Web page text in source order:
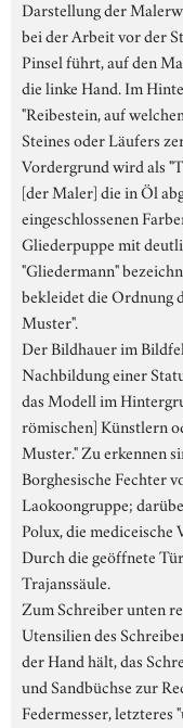
Darstellung der
bei der Arbeit vor der
Pinsel führt, auf den
die linke Hand. Im
"Reibestein, auf
Steines oder Läufers
Vordergrund wird als
[der Maler] die in Öl
eingeschlossenen
Gliederpuppe mit
"Gliedermann"
bekleidet die Ordnung
Muster".
Der Bildhauer im
Nachbildung einer
das Modell im
römischen] Künstlern
Muster." Zu erkennen
Borghesische Fechter
Laokoongruppe;
Polux, die mediceische
Durch die geöffnete
Trajanssäule.
Zum Schreiber unten
Utensilien des
der Hand hält, das
und Sandbüchse zur
Federmesser, letzteres